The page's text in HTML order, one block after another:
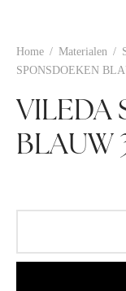
Home / Materialen /
SPONSDOEKEN
VILEDA
BLAUW